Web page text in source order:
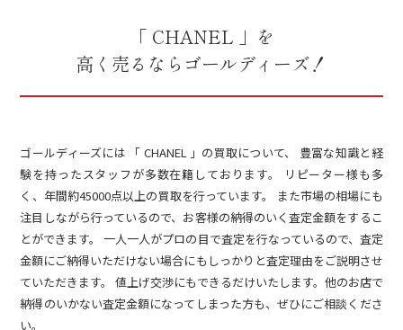
「 CHANEL 」を
高く売るならゴールディーズ！
ゴールディーズには 「 CHANEL 」の買取について、 豊富な知識と経
験を持ったスタッフが多数在籍しております。 リピーター様も多
く、年間約45000点以上の買取を行っています。 また市場の相場にも
注目しながら行っているので、お客様の納得のいく査定金額をするこ
とができます。 一人一人がプロの目で査定を行なっているので、査定
金額にご納得いただけない場合にもしっかりと査定理由をご説明させ
ていただきます。 値上げ交渉にもできるだけいたします。他のお店で
納得のいかない査定金額になってしまった方も、ぜひにご相談くださ
い。